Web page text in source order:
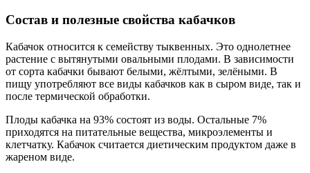
Состав и полезные свойства кабачков
Кабачок относится к семейству тыквенных. Это однолетнее
растение с вытянутыми овальными плодами. В зависимости
от сорта кабачки бывают белыми, жёлтыми, зелёными. В
пищу употребляют все виды кабачков как в сыром виде, так и
после термической обработки.
Плоды кабачка на 93% состоят из воды. Остальные 7%
приходятся на питательные вещества, микроэлементы и
клетчатку. Кабачок считается диетическим продуктом даже в
жареном виде.